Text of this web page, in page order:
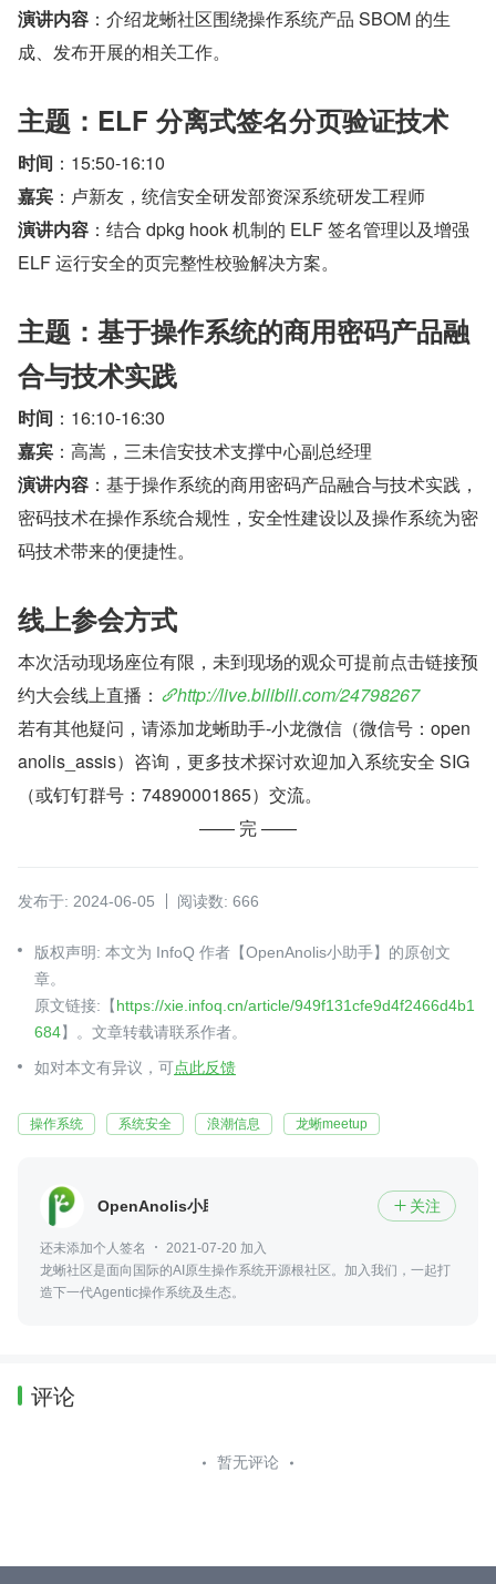
演讲内容 ：介绍龙蜥社区围绕操作系统产品 SBOM 的生
成、发布开展的相关工作。
主题：ELF 分离式签名分页验证技术
时间 ：15:50-16:10
嘉宾 ：卢新友，统信安全研发部资深系统研发工程师
演讲内容 ：结合 dpkg hook 机制的 ELF 签名管理以及增强
ELF 运行安全的页完整性校验解决方案。
主题：基于操作系统的商用密码产品融
合与技术实践
时间 ：16:10-16:30
嘉宾 ：高嵩，三未信安技术支撑中心副总经理
演讲内容 ：基于操作系统的商用密码产品融合与技术实践，
密码技术在操作系统合规性，安全性建设以及操作系统为密
码技术带来的便捷性。
线上参会方式
本次活动现场座位有限，未到现场的观众可提前点击链接预
约大会线上直播：
http://live.bilibili.com/24798267
若有其他疑问，请添加龙蜥助手-小龙微信（微信号：open
anolis_assis）咨询，更多技术探讨欢迎加入系统安全 SIG
（或钉钉群号：74890001865）交流。
—— 完 ——
发布于: 2024-06-05 阅读数: 666
版权声明: 本文为 InfoQ 作者【OpenAnolis小助手】的原创文
章。
原文链接:【https://xie.infoq.cn/article/949f131cfe9d4f2466d4b1
684】。文章转载请联系作者。
如对本文有异议，可点此反馈
操作系统 系统安全 浪潮信息 龙蜥meetup
OpenAnolis小助手  关注
还未添加个人签名
2021-07-20 加入
龙蜥社区是面向国际的AI原生操作系统开源根社区。加入我们，一起打
造下一代Agentic操作系统及生态。
评论
暂无评论